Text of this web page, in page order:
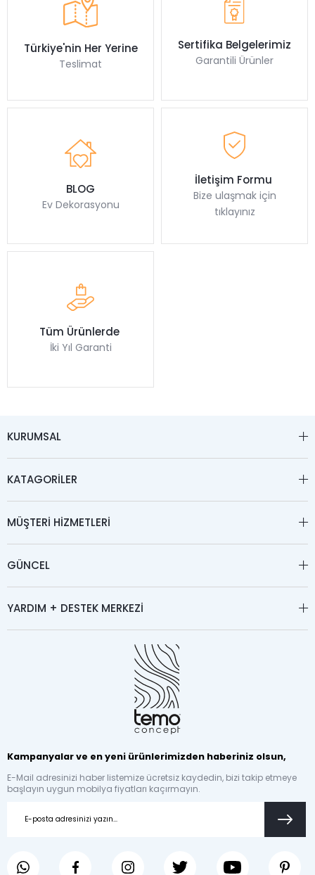
Türkiye'nin Her Yerine
Teslimat
Sertifika Belgelerimiz
Garantili Ürünler
BLOG
Ev Dekorasyonu
İletişim Formu
Bize ulaşmak için
tıklayınız
Tüm Ürünlerde
İki Yıl Garanti
KURUMSAL
KATAGORİLER
MÜŞTERİ HİZMETLERİ
GÜNCEL
YARDIM + DESTEK MERKEZİ
Kampanyalar ve en yeni ürünlerimizden haberiniz olsun,
E-Mail adresinizi haber listemize ücretsiz kaydedin, bizi takip etmeye
başlayın uygun mobilya fiyatları kaçırmayın.